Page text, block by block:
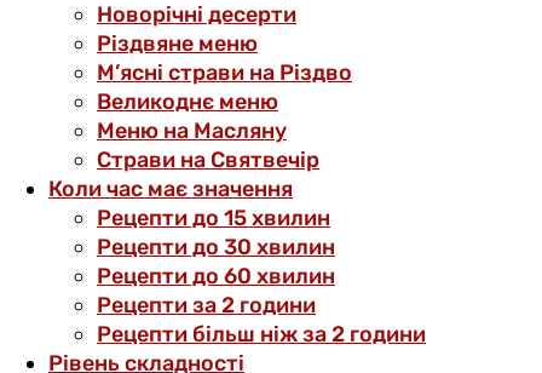
Новорічні десерти
Різдвяне меню
М’ясні страви на Різдво
Великоднє меню
Меню на Масляну
Страви на Святвечір
Коли час має значення
Рецепти до 15 хвилин
Рецепти до 30 хвилин
Рецепти до 60 хвилин
Рецепти за 2 години
Рецепти більш ніж за 2 години
Рівень складності